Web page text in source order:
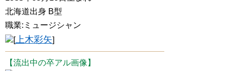
北海道出身 B型
職業:ミュージシャン
[上木彩矢]
【流出中の卒アル画像】